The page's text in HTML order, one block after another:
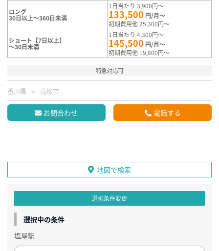
ロング
30日以上～360日未満
1日当たり 3,900円～
133,500 円/月～
初期費用他 25,300円～
ショート【7日以上】
～30日未満
1日当たり 4,300円～
145,500 円/月～
初期費用他 19,800円～
特急対応可
香川県 高松市
お問合わせ 電話する
地図で検索
選択条件変更
選択中の条件
塩屋駅